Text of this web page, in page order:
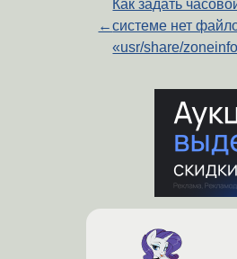
←
Как задать
системе нет
«usr/share/